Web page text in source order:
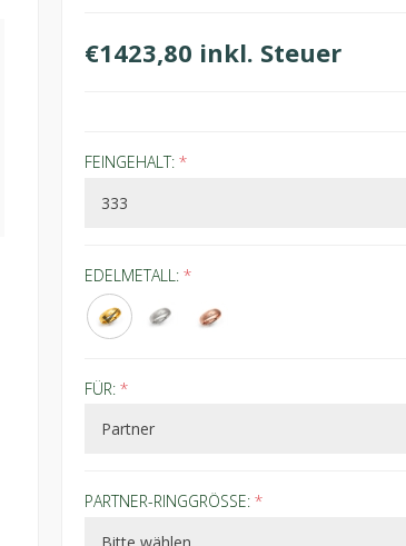
€1423,80 inkl. Steuer
FEINGEHALT: *
EDELMETALL: *
FÜR: *
PARTNER-RINGGRÖSSE: *